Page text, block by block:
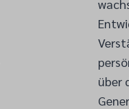
über